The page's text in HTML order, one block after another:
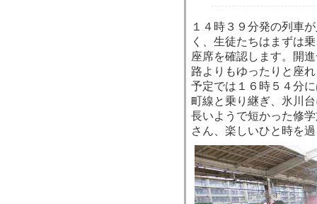
１４時３９分発の列車
く、生徒たちはまずは
座席を確認します。開
路よりもゆったりと座
予定では１６時５４分
町線と乗り継ぎ、氷川
長いようで短かった修
さん、楽しいひと時を